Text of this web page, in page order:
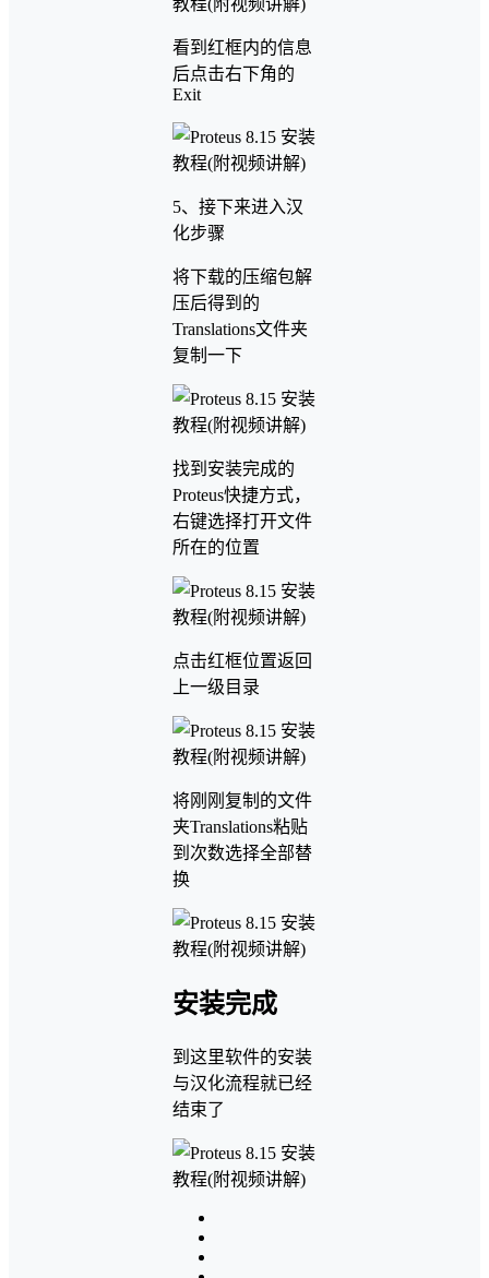
看到红框内的信息
后点击右下角的
Exit
5、接下来进入汉
化步骤
将下载的压缩包解
压后得到的
Translations文件夹
复制一下
找到安装完成的
Proteus快捷方式，
右键选择打开文件
所在的位置
点击红框位置返回
上一级目录
将刚刚复制的文件
夹Translations粘贴
到次数选择全部替
换
安装完成
到这里软件的安装
与汉化流程就已经
结束了